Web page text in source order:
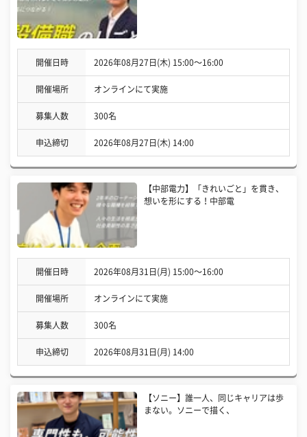
開催日時 2026年08月27日(木) 15:00〜16:00
開催場所 オンラインにて実施
募集人数 300名
申込締切 2026年08月27日(木) 14:00
【中部電力】「きれいごと」を貫き、
想いを形にする！中部電
開催日時 2026年08月31日(月) 15:00〜16:00
開催場所 オンラインにて実施
募集人数 300名
申込締切 2026年08月31日(月) 14:00
【ソニー】誰一人、同じキャリアは歩
まない。ソニーで描く、